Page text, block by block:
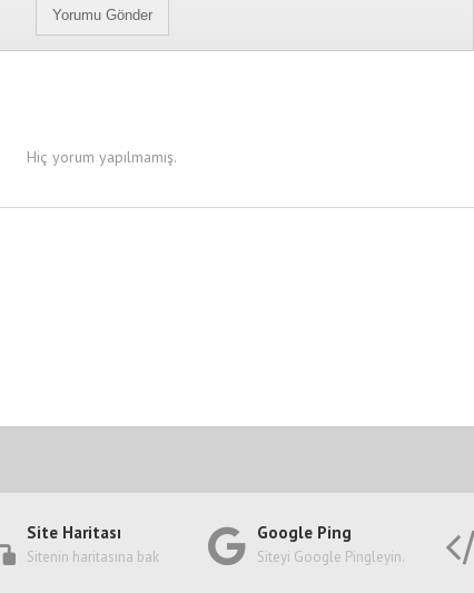
Hiç yorum yapılmamış.
Site Haritası
Sitenin haritasına bak
Google Ping
Siteyi Google Pingleyin.